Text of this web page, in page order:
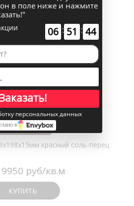
красный соль-перец
9950 руб/кв.м
КУПИТЬ
в поле ниже и нажмите
24 : 05 : 22
персональных данных
в